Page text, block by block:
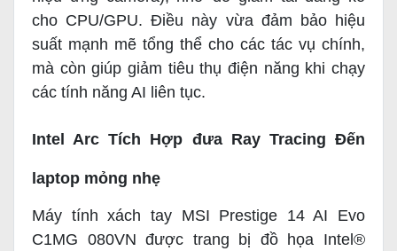
cho CPU/GPU. Điều này vừa đảm bảo hiệu
suất mạnh mẽ tổng thể cho các tác vụ chính,
mà còn giúp giảm tiêu thụ điện năng khi chạy
các tính năng AI liên tục.
Intel Arc Tích Hợp đưa Ray Tracing Đến
laptop mỏng nhẹ
Máy tính xách tay MSI Prestige 14 AI Evo
C1MG 080VN được trang bị đồ họa Intel®